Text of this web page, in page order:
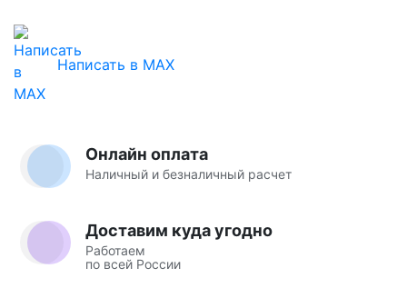
Написать в MAX
Онлайн оплата
Наличный и безналичный расчет
Доставим куда угодно
Работаем
по всей России